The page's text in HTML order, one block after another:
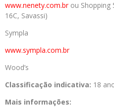
www.nenety.com.brou Shopping
16C, Savassi)
Sympla
www.sympla.com.br
Wood’s
Classificação indicativa: 18
Mais informações: